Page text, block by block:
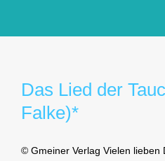
Über mich
Das Lied der
Falke)*
© Gmeiner Verlag Vielen lieben